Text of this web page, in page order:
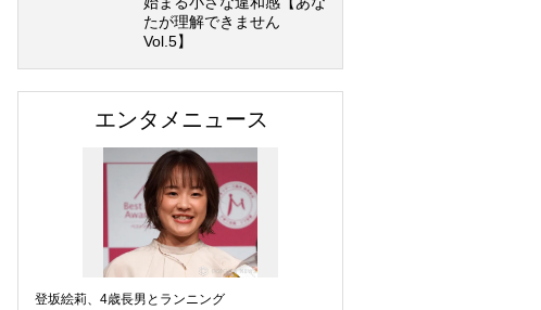
たが理解できません
Vol.5】
エンタメニュース
登坂絵莉、4歳長男とランニング